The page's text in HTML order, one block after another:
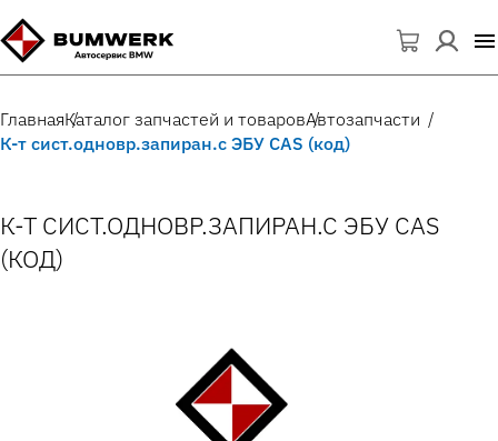
ГлавнаяКаталог запчастей и товаровАвтозапчасти
К-т сист.одновр.запиран.с ЭБУ CAS (код)
К-Т СИСТ.ОДНОВР.ЗАПИРАН.С ЭБУ CAS
(КОД)